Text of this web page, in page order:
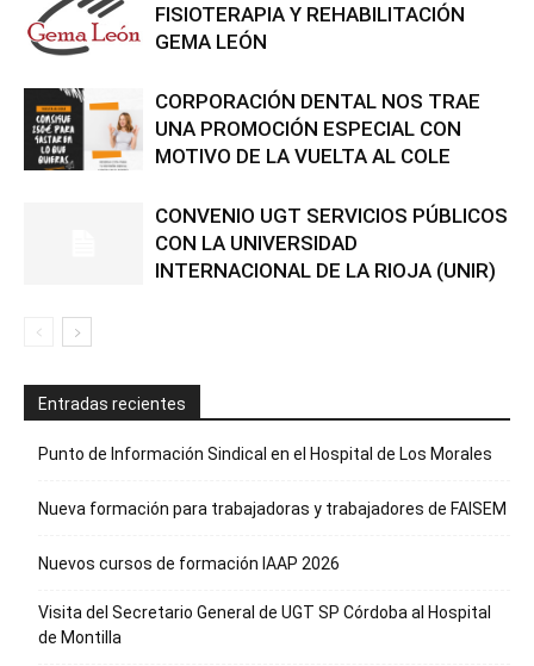
FISIOTERAPIA Y REHABILITACIÓN
GEMA LEÓN
CORPORACIÓN DENTAL NOS TRAE
UNA PROMOCIÓN ESPECIAL CON
MOTIVO DE LA VUELTA AL COLE
CONVENIO UGT SERVICIOS PÚBLICOS
CON LA UNIVERSIDAD
INTERNACIONAL DE LA RIOJA (UNIR)
Entradas recientes
Punto de Información Sindical en el Hospital de Los Morales
Nueva formación para trabajadoras y trabajadores de FAISEM
Nuevos cursos de formación IAAP 2026
Visita del Secretario General de UGT SP Córdoba al Hospital
de Montilla